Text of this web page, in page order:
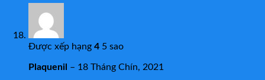
Được xếp hạng 4 5 sao
Plaquenil – 18 Tháng Chín, 2021